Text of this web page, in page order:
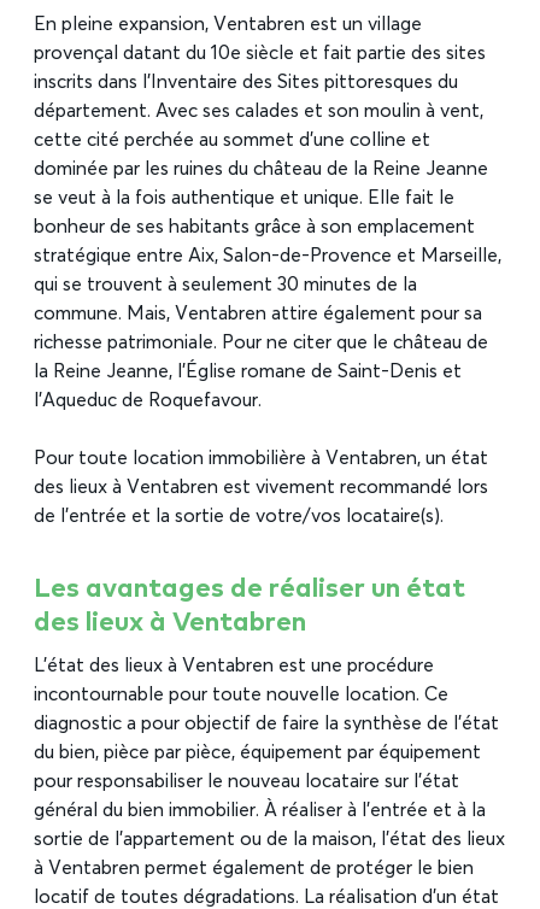
En pleine expansion, Ventabren est un village
provençal datant du 10e siècle et fait partie des sites
inscrits dans l’Inventaire des Sites pittoresques du
département. Avec ses calades et son moulin à vent,
cette cité perchée au sommet d’une colline et
dominée par les ruines du château de la Reine Jeanne
se veut à la fois authentique et unique. Elle fait le
bonheur de ses habitants grâce à son emplacement
stratégique entre Aix, Salon-de-Provence et Marseille,
qui se trouvent à seulement 30 minutes de la
commune. Mais, Ventabren attire également pour sa
richesse patrimoniale. Pour ne citer que le château de
la Reine Jeanne, l’Église romane de Saint-Denis et
l’Aqueduc de Roquefavour.
Pour toute location immobilière à Ventabren, un état
des lieux à Ventabren est vivement recommandé lors
de l’entrée et la sortie de votre/vos locataire(s).
Les avantages de réaliser un état
des lieux à Ventabren
L’état des lieux à Ventabren est une procédure
incontournable pour toute nouvelle location. Ce
diagnostic a pour objectif de faire la synthèse de l’état
du bien, pièce par pièce, équipement par équipement
pour responsabiliser le nouveau locataire sur l’état
général du bien immobilier. À réaliser à l’entrée et à la
sortie de l’appartement ou de la maison, l’état des lieux
à Ventabren permet également de protéger le bien
locatif de toutes dégradations. La réalisation d’un état